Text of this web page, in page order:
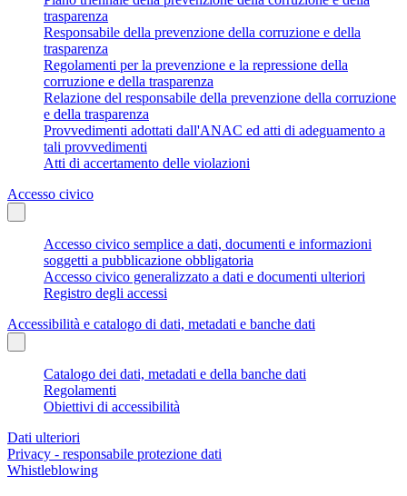
trasparenza
Responsabile della prevenzione della corruzione e della
trasparenza
Regolamenti per la prevenzione e la repressione della
corruzione e della trasparenza
Relazione del responsabile della prevenzione della corruzione
e della trasparenza
Provvedimenti adottati dall'ANAC ed atti di adeguamento a
tali provvedimenti
Atti di accertamento delle violazioni
Accesso civico
Accesso civico semplice a dati, documenti e informazioni
soggetti a pubblicazione obbligatoria
Accesso civico generalizzato a dati e documenti ulteriori
Registro degli accessi
Accessibilità e catalogo di dati, metadati e banche dati
Catalogo dei dati, metadati e della banche dati
Regolamenti
Obiettivi di accessibilità
Dati ulteriori
Privacy - responsabile protezione dati
Whistleblowing